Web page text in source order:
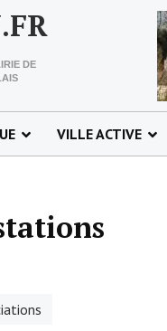
DE
VILLE ACTIVE